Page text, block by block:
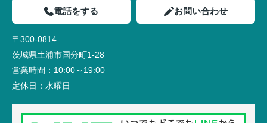
電話をする お問い合わせ
〒300-0814
茨城県土浦市国分町1-28
営業時間： 10:00～19:00
定休日： 水曜日